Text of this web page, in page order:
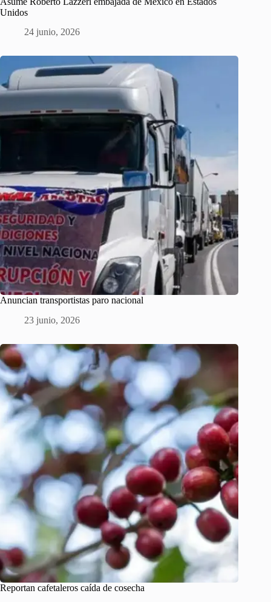
Unidos
24 junio, 2026
Anuncian transportistas paro nacional
23 junio, 2026
Reportan cafetaleros caída de cosecha